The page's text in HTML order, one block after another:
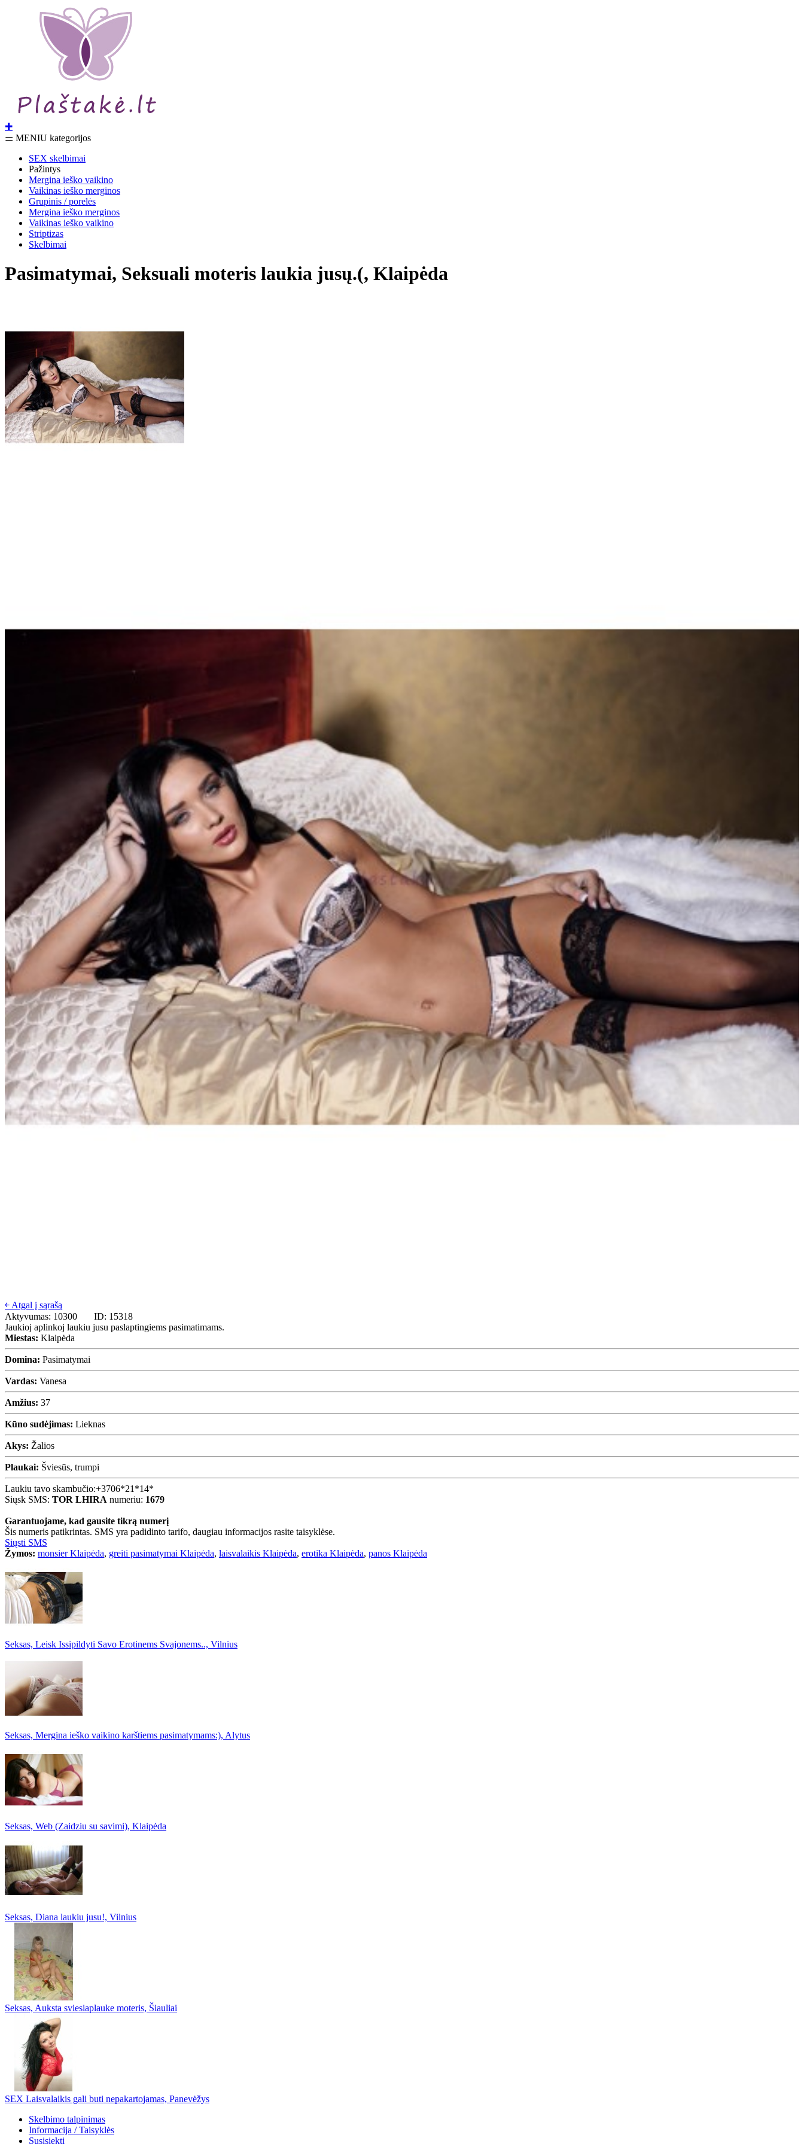
✚
⚌ MENIU kategorijos
SEX skelbimai
Pažintys
Mergina ieško vaikino
Vaikinas ieško merginos
Grupinis / porelės
Mergina ieško merginos
Vaikinas ieško vaikino
Striptizas
Skelbimai
Pasimatymai, Seksuali moteris laukia jusų.(, Klaipėda
￩ Atgal į sąrašą
Aktyvumas: 10300 ID: 15318
Jaukioj aplinkoj laukiu jusu paslaptingiems pasimatimams.
Miestas: Klaipėda
Domina: Pasimatymai
Vardas: Vanesa
Amžius: 37
Kūno sudėjimas: Lieknas
Akys: Žalios
Plaukai: Šviesūs, trumpi
Laukiu tavo skambučio:+3706*21*14*
Siųsk SMS: TOR LHIRA numeriu: 1679
Garantuojame, kad gausite tikrą numerį
Šis numeris patikrintas. SMS yra padidinto tarifo, daugiau informacijos rasite taisyklėse.
Siųsti SMS
Žymos: monsier Klaipėda, greiti pasimatymai Klaipėda, laisvalaikis Klaipėda, erotika Klaipėda, panos Klaipėda
Seksas, Leisk Issipildyti Savo Erotinems Svajonems.., Vilnius
Seksas, Mergina ieško vaikino karštiems pasimatymams:), Alytus
Seksas, Web (Zaidziu su savimi), Klaipėda
Seksas, Diana laukiu jusu!, Vilnius
Seksas, Auksta sviesiaplauke moteris, Šiauliai
SEX Laisvalaikis gali buti nepakartojamas, Panevėžys
Skelbimo talpinimas
Informacija / Taisyklės
Susisiekti